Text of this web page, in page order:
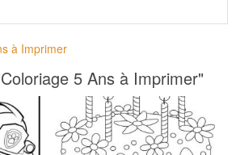
à Imprimer
5 Ans à Imprimer"